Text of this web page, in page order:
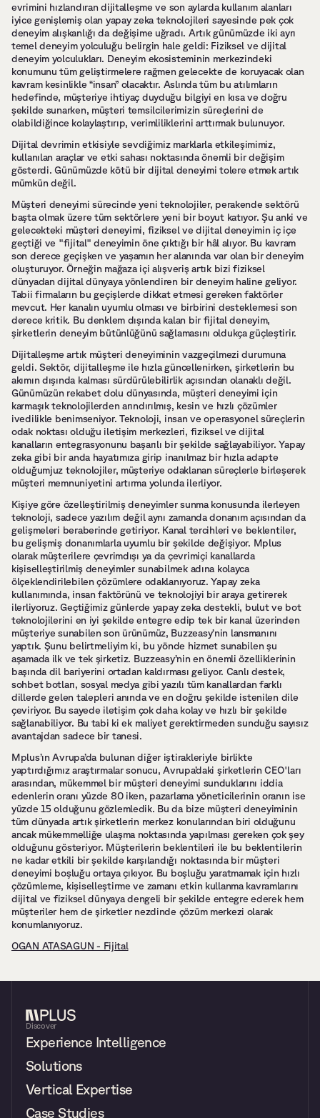
evrimini hızlandıran dijitalleşme ve son aylarda kullanım alanları
iyice genişlemiş olan yapay zeka teknolojileri sayesinde pek çok
deneyim alışkanlığı da değişime uğradı. Artık günümüzde iki ayrı
temel deneyim yolculuğu belirgin hale geldi: Fiziksel ve dijital
deneyim yolculukları. Deneyim ekosisteminin merkezindeki
konumunu tüm geliştirmelere rağmen gelecekte de koruyacak olan
kavram kesinlikle “insan” olacaktır. Aslında tüm bu atılımların
hedefinde, müşteriye ihtiyaç duyduğu bilgiyi en kısa ve doğru
şekilde sunarken, müşteri temsilcilerimizin süreçlerini de
olabildiğince kolaylaştırıp, verimliliklerini arttırmak bulunuyor.
Dijital devrimin etkisiyle sevdiğimiz marklarla etkileşimimiz,
kullanılan araçlar ve etki sahası noktasında önemli bir değişim
gösterdi. Günümüzde kötü bir dijital deneyimi tolere etmek artık
mümkün değil.
Müşteri deneyimi sürecinde yeni teknolojiler, perakende sektörü
başta olmak üzere tüm sektörlere yeni bir boyut katıyor. Şu anki ve
gelecekteki müşteri deneyimi, fiziksel ve dijital deneyimin iç içe
geçtiği ve "fijital" deneyimin öne çıktığı bir hâl alıyor. Bu kavram
son derece geçişken ve yaşamın her alanında var olan bir deneyim
oluşturuyor. Örneğin mağaza içi alışveriş artık bizi fiziksel
dünyadan dijital dünyaya yönlendiren bir deneyim haline geliyor.
Tabii firmaların bu geçişlerde dikkat etmesi gereken faktörler
mevcut. Her kanalın uyumlu olması ve birbirini desteklemesi son
derece kritik. Bu denklem dışında kalan bir fijital deneyim,
şirketlerin deneyim bütünlüğünü sağlamasını oldukça güçleştirir.
Dijitalleşme artık müşteri deneyiminin vazgeçilmezi durumuna
geldi. Sektör, dijitalleşme ile hızla güncellenirken, şirketlerin bu
akımın dışında kalması sürdürülebilirlik açısından olanaklı değil.
Günümüzün rekabet dolu dünyasında, müşteri deneyimi için
karmaşık teknolojilerden arındırılmış, kesin ve hızlı çözümler
ivedilikle benimseniyor. Teknoloji, insan ve operasyonel süreçlerin
odak noktası olduğu iletişim merkezleri, fiziksel ve dijital
kanalların entegrasyonunu başarılı bir şekilde sağlayabiliyor. Yapay
zeka gibi bir anda hayatımıza girip inanılmaz bir hızla adapte
olduğumjuz teknolojiler, müşteriye odaklanan süreçlerle birleşerek
müşteri memnuniyetini artırma yolunda ilerliyor.
Kişiye göre özelleştirilmiş deneyimler sunma konusunda ilerleyen
teknoloji, sadece yazılım değil aynı zamanda donanım açısından da
gelişmeleri beraberinde getiriyor. Kanal tercihleri ve beklentiler,
bu gelişmiş donanımlarla uyumlu bir şekilde değişiyor. Mplus
olarak müşterilere çevrimdışı ya da çevrimiçi kanallarda
kişiselleştirilmiş deneyimler sunabilmek adına kolayca
ölçeklendirilebilen çözümlere odaklanıyoruz. Yapay zeka
kullanımında, insan faktörünü ve teknolojiyi bir araya getirerek
ilerliyoruz. Geçtiğimiz günlerde yapay zeka destekli, bulut ve bot
teknolojilerini en iyi şekilde entegre edip tek bir kanal üzerinden
müşteriye sunabilen son ürünümüz, Buzzeasy’nin lansmanını
yaptık. Şunu belirtmeliyim ki, bu yönde hizmet sunabilen şu
aşamada ilk ve tek şirketiz. Buzzeasy’nin en önemli özelliklerinin
başında dil bariyerini ortadan kaldırması geliyor. Canlı destek,
sohbet botları, sosyal medya gibi yazılı tüm kanallardan farklı
dillerde gelen talepleri anında ve en doğru şekilde istenilen dile
çeviriyor. Bu sayede iletişim çok daha kolay ve hızlı bir şekilde
sağlanabiliyor. Bu tabi ki ek maliyet gerektirmeden sunduğu sayısız
avantajdan sadece bir tanesi.
Mplus’ın Avrupa’da bulunan diğer iştirakleriyle birlikte
yaptırdığımız araştırmalar sonucu, Avrupa’daki şirketlerin CEO'ları
arasından, mükemmel bir müşteri deneyimi sunduklarını iddia
edenlerin oranı yüzde 80 iken, pazarlama yöneticilerinin oranın ise
yüzde 15 olduğunu gözlemledik. Bu da bize müşteri deneyiminin
tüm dünyada artık şirketlerin merkez konularından biri olduğunu
ancak mükemmelliğe ulaşma noktasında yapılması gereken çok şey
olduğunu gösteriyor. Müşterilerin beklentileri ile bu beklentilerin
ne kadar etkili bir şekilde karşılandığı noktasında bir müşteri
deneyimi boşluğu ortaya çıkıyor. Bu boşluğu yaratmamak için hızlı
çözümleme, kişiselleştirme ve zamanı etkin kullanma kavramlarını
dijital ve fiziksel dünyaya dengeli bir şekilde entegre ederek hem
müşteriler hem de şirketler nezdinde çözüm merkezi olarak
konumlanıyoruz.
OGAN ATASAGUN - Fijital
Discover
Experience Intelligence
Solutions
Vertical Expertise
Case Studies